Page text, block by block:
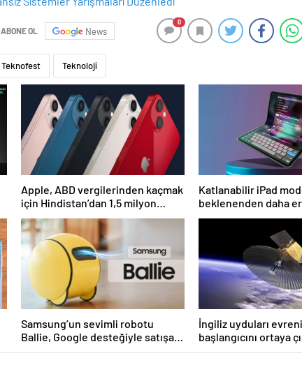
ABONE OL News
0
Teknofest Teknoloji
Apple, ABD vergilerinden kaçmak
için Hindistan’dan 1,5 milyon
iPhone getirdi
Katlanabilir iPad
beklenenden daha
Samsung’un sevimli robotu
Ballie, Google desteğiyle satışa
çıkıyor
İngiliz uyduları
başlangıcını ortaya
hazırlanıyor